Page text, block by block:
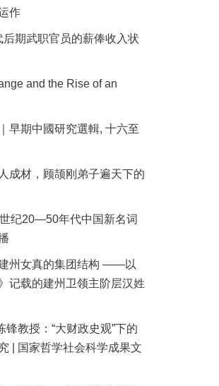
作
后期武职官员的薪俸收入状
and the Rise of an
早期中國研究選輯, 十六至
成材，顾颉刚弟子遍天下的
纪20—50年代中国新名词
州女真的集团结构 ——以
记载的建州卫领主阶层汉姓
锋教授：“大财政史观”下的
| 国家哲学社会科学成果文